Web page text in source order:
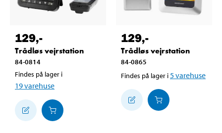
129,-
Trådløs vejrstation
84-0814
Findes på lager i
19varehuse
129,-
Trådløs vejrstation
84-0865
Findes på lager i 5varehuse